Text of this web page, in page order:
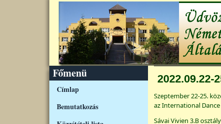
Ugrás a tartalomra
Főmenü
Címlap
Bemutatkozás
2022.09.22-
Szeptember 22-25.
az International
Sávai Vivien 3.B